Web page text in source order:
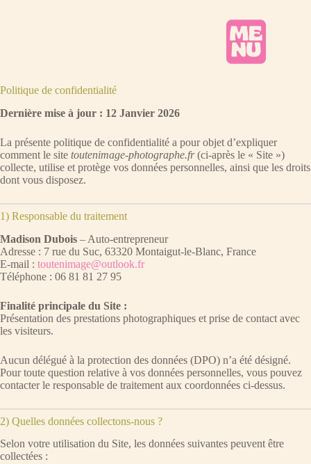
Politique de confidentialité
Dernière mise à jour : 12 Janvier 2026
La présente politique de confidentialité a pour objet d’expliquer
comment le site toutenimage-photographe.fr(ci-après le « Site »)
collecte, utilise et protège vos données personnelles, ainsi que les droits
dont vous disposez.
1) Responsable du traitement
Madison Dubois – Auto-entrepreneur
Adresse : 7 rue du Suc, 63320 Montaigut-le-Blanc, France
E-mail : toutenimage@outlook.fr
Téléphone : 06 81 81 27 95
Finalité principale du Site :
Présentation des prestations photographiques et prise de contact avec
les visiteurs.
Aucun délégué à la protection des données (DPO) n’a été désigné.
Pour toute question relative à vos données personnelles, vous pouvez
contacter le responsable de traitement aux coordonnées ci-dessus.
2) Quelles données collectons-nous ?
Selon votre utilisation du Site, les données suivantes peuvent être
collectées :